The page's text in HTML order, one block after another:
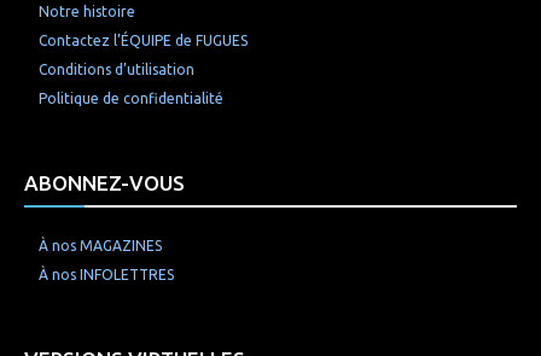
Notre histoire
Contactez l’ÉQUIPE de FUGUES
Conditions d’utilisation
Politique de confidentialité
ABONNEZ-VOUS
À nos MAGAZINES
À nos INFOLETTRES